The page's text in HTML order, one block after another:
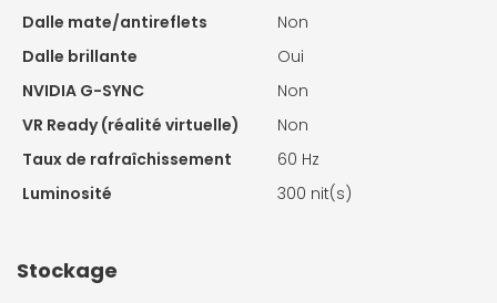
Dalle mate/antireflets
Non
Dalle brillante
Oui
NVIDIA G-SYNC
Non
VR Ready (réalité virtuelle)
Non
Taux de rafraîchissement
60 Hz
Luminosité
300 nit(s)
Stockage